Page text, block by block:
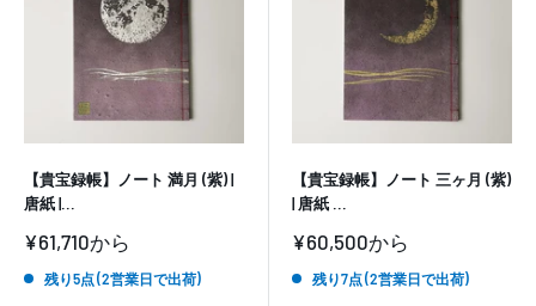
【貴宝録帳】ノート 満月 (紫) |
唐紙 |...
販
価
¥61,710から
残り5点 (2営業日で出荷)
【貴宝録帳】ノート 三ヶ月 (紫)
| 唐紙 ...
販
価
¥60,500から
残り7点 (2営業日で出荷)